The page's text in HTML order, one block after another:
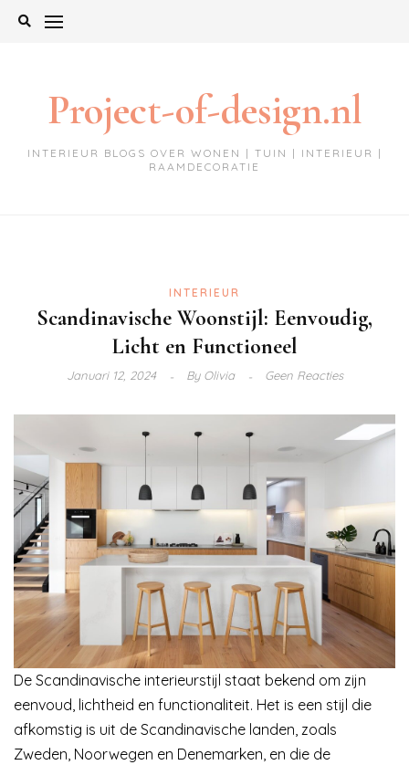
Project-of-design.nl
INTERIEUR BLOGS OVER WONEN | TUIN | INTERIEUR |
RAAMDECORATIE
INTERIEUR
Scandinavische Woonstijl: Eenvoudig,
Licht en Functioneel
Januari 12, 2024 ByOlivia Geen Reacties
De Scandinavische interieurstijl staat bekend om zijn
eenvoud, lichtheid en functionaliteit. Het is een stijl die
afkomstig is uit de Scandinavische landen, zoals
Zweden, Noorwegen en Denemarken, en die de